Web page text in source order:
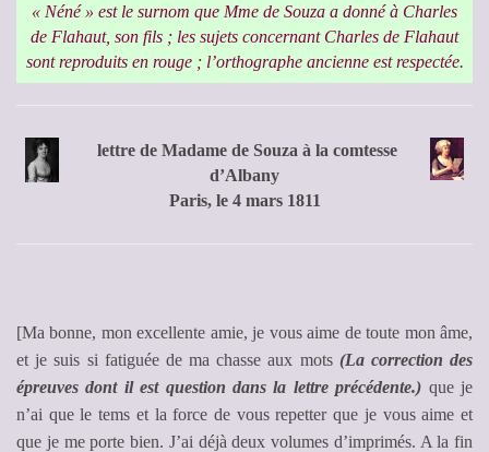
« Néné » est le surnom que Mme de Souza a donné à Charles
de Flahaut, son fils ; les sujets concernant Charles de Flahaut
sont reproduits en rouge ; l’orthographe ancienne est respectée.
lettre de Madame de Souza à la comtesse
d’Albany
Paris, le 4 mars 1811
[Ma bonne, mon excellente amie, je vous aime de toute mon âme,
et je suis si fatiguée de ma chasse aux mots (La correction des
épreuves dont il est question dans la lettre précédente.) que je
n’ai que le tems et la force de vous repetter que je vous aime et
que je me porte bien. J’ai déjà deux volumes d’imprimés. A la fin